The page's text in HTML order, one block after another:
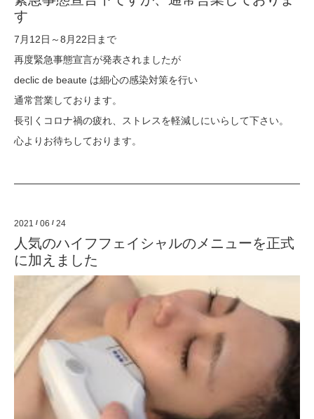
す
7月12日～8月22日まで
再度緊急事態宣言が発表されましたが
declic de beaute は細心の感染対策を行い
通常営業しております。
長引くコロナ禍の疲れ、ストレスを軽減しにいらして下さい。
心よりお待ちしております。
2021 / 06 / 24
人気のハイフフェイシャルのメニューを正式
に加えました